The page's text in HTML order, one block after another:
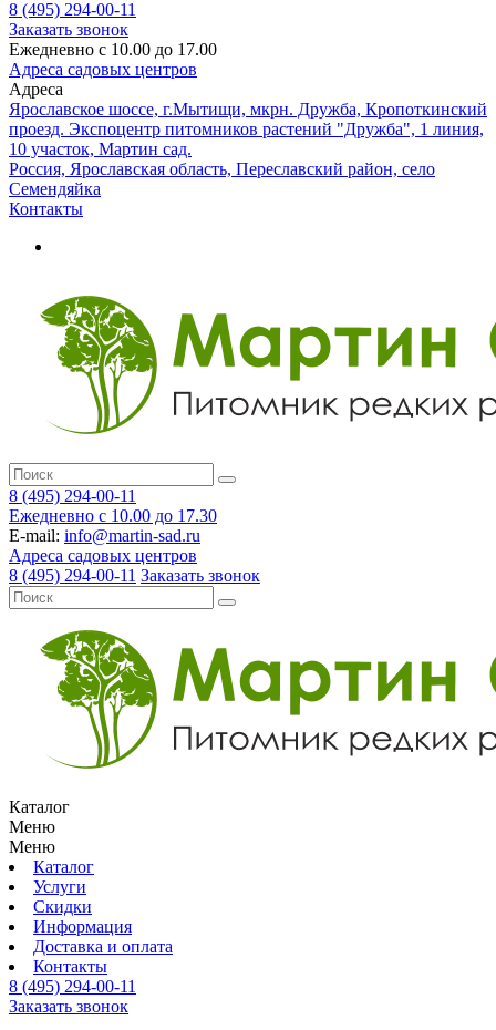
8 (495) 294-00-11
Заказать звонок
Ежедневно с 10.00 до 17.00
Адреса садовых центров
Адреса
Ярославское шоссе, г.Мытищи, мкрн. Дружба, Кропоткинский
проезд. Экспоцентр питомников растений "Дружба", 1 линия,
10 участок, Мартин сад.
Россия, Ярославская область, Переславский район, село
Семендяйка
Контакты
8 (495) 294-00-11
Ежедневно с 10.00 до 17.30
E-mail: info@martin-sad.ru
Адреса садовых центров
8 (495) 294-00-11 Заказать звонок
Каталог
Меню
Меню
Каталог
Услуги
Скидки
Информация
Доставка и оплата
Контакты
8 (495) 294-00-11
Заказать звонок